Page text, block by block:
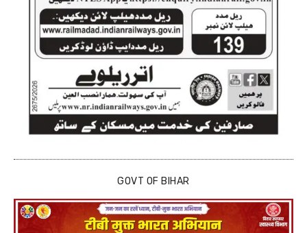
GOVT OF BIHAR